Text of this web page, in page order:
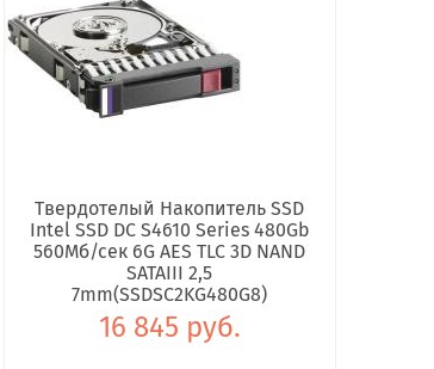
Твердотелый Накопитель SSD
Intel SSD DC S4610 Series 480Gb
560Мб/сек 6G AES TLC 3D NAND
SATAIII 2,5
7mm(SSDSC2KG480G8)
16 845 руб.